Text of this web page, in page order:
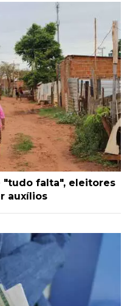
"tudo falta", eleitores
auxílios